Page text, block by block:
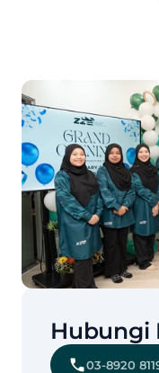
Hubungi
03-8920